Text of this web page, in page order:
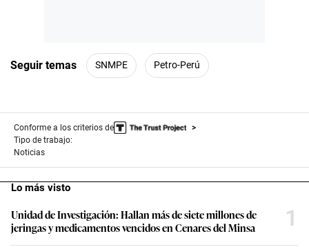
Seguir temas SNMPE Petro-Perú
Conforme a los criterios de
Tipo de trabajo:
Noticias
Lo más visto
Unidad de Investigación: Hallan más de siete millones de
jeringas y medicamentos vencidos en Cenares del Minsa
1